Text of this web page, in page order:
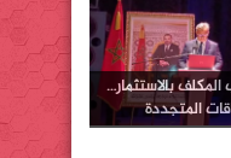
بالاستثمار…
المتجددة